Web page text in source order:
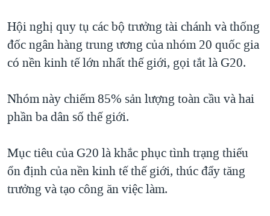
Hội nghị quy tụ các bộ trưởng tài chánh và thống
đốc ngân hàng trung ương của nhóm 20 quốc gia
có nền kinh tế lớn nhất thế giới, gọi tắt là G20.
Nhóm này chiếm 85% sản lượng toàn cầu và hai
phần ba dân số thế giới.
Mục tiêu của G20 là khắc phục tình trạng thiếu
ổn định của nền kinh tế thế giới, thúc đẩy tăng
trưởng và tạo công ăn việc làm.